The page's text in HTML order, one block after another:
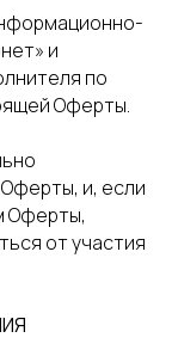
и
по
Оферты.
и, если
Оферты,
от участия